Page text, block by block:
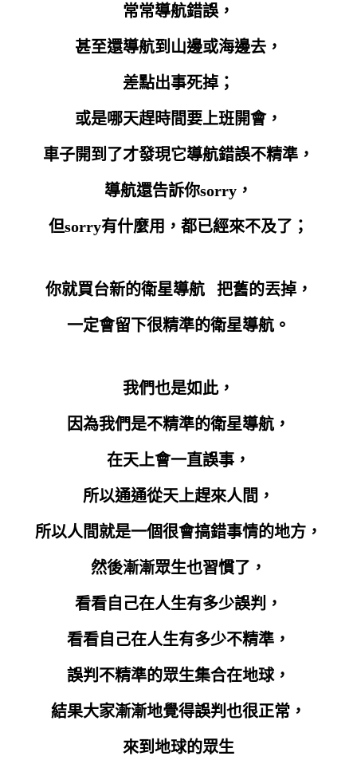
常常導航錯誤，
甚至還導航到山邊或海邊去，
差點出事死掉；
或是哪天趕時間要上班開會，
車子開到了才發現它導航錯誤不精準，
導航還告訴你sorry，
但sorry有什麼用，都已經來不及了；
你就買台新的衛星導航 把舊的丟掉，
一定會留下很精準的衛星導航。
我們也是如此，
因為我們是不精準的衛星導航，
在天上會一直誤事，
所以通通從天上趕來人間，
所以人間就是一個很會搞錯事情的地方，
然後漸漸眾生也習慣了，
看看自己在人生有多少誤判，
看看自己在人生有多少不精準，
誤判不精準的眾生集合在地球，
結果大家漸漸地覺得誤判也很正常，
來到地球的眾生